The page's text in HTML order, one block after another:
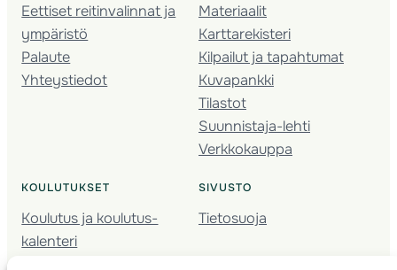
Eettiset reitinvalinnat ja
ympäristö
Palaute
Yhteystiedot
Materiaalit
Karttarekisteri
Kilpailut ja tapahtumat
Kuvapankki
Tilastot
Suunnistaja-lehti
Verkkokauppa
KOULUTUKSET
Koulutus ja koulutus­
kalenteri
SIVUSTO
Tietosuoja